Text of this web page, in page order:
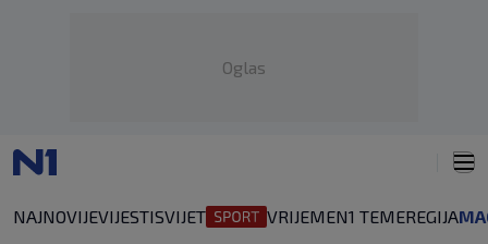
Oglas
NAJNOVIJEVIJESTISVIJET VRIJEMEN1 TEMEREGIJA